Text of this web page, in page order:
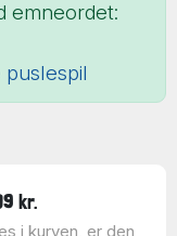
emneordet:
kr.
i kurven, er den